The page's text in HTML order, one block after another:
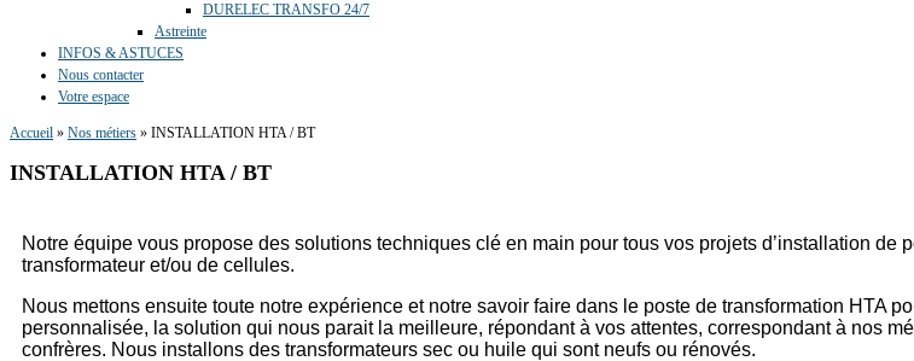
DURELEC TRANSFO 24/7
Astreinte
INFOS & ASTUCES
Nous contacter
Votre espace
Accueil » Nos métiers » INSTALLATION HTA / BT
INSTALLATION HTA / BT
Notre équipe vous propose des solutions techniques clé en main pour tous vos projets d’installation de
transformateur et/ou de cellules.
Nous mettons ensuite toute notre expérience et notre savoir faire dans le poste de transformation HTA
personnalisée, la solution qui nous parait la meilleure, répondant à vos attentes, correspondant à nos
confrères. Nous installons des transformateurs sec ou huile qui sont neufs ou rénovés.